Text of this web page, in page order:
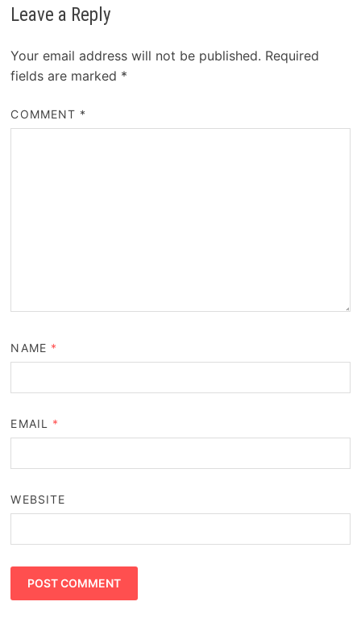
Leave a Reply
Your email address will not be published. Required
fields are marked *
COMMENT *
NAME *
EMAIL *
WEBSITE